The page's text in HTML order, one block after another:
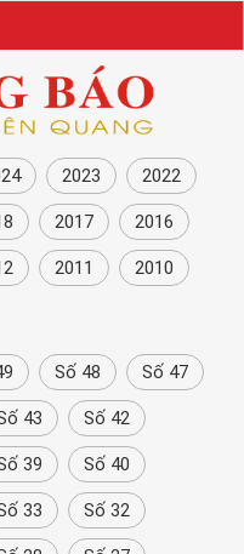
2023 2022
2017 2016
2011 2010
Số 48 Số 47
43 Số 42
39 Số 40
33 Số 32